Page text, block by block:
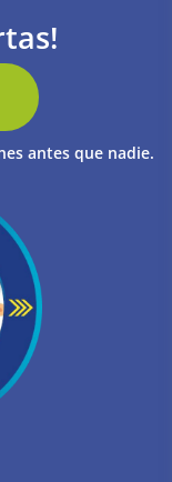
antes que nadie.